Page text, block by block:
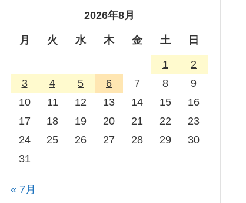
2026年8月
月 火 水 木 金 土 日
1
2
3
4 5 6 7 8
9
10
11 12 13 14 15
16
17
18 19 20 21 22
23
24
25 26 27 28 29
30
31
« 7月